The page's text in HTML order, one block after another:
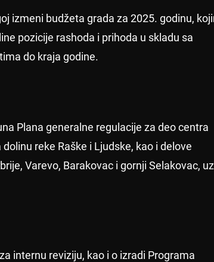
izmeni budžeta grada za 2025. godinu,
pozicije rashoda i prihoda u skladu sa
do kraja godine.
Plana generalne regulacije za deo centra
reke Raške i Ljudske, kao i delove
Varevo, Barakovac i gornji Selakovac, uz
internu reviziju, kao i o izradi Programa